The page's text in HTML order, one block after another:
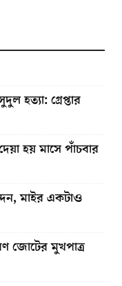
হত্যা: গ্রেপ্তার
হয় মাসে পাঁচবার
মাইর একটাও
জোটের মুখপাত্র